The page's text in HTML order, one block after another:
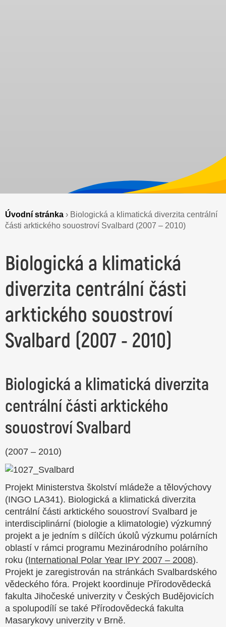
Úvodní stránka › Biologická a klimatická diverzita centrální
části arktického souostroví Svalbard (2007 – 2010)
Biologická a klimatická
diverzita centrální části
arktického souostroví
Svalbard (2007 - 2010)
Biologická a klimatická diverzita
centrální části arktického
souostroví Svalbard
(2007 – 2010)
Projekt Ministerstva školství mládeže a tělovýchovy
(INGO LA341). Biologická a klimatická diverzita
centrální části arktického souostroví Svalbard je
interdisciplinární (biologie a klimatologie) výzkumný
projekt a je jedním s dílčích úkolů výzkumu polárních
oblastí v rámci programu Mezinárodního polárního
roku (International Polar Year IPY 2007 – 2008).
Projekt je zaregistrován na stránkách Svalbardského
vědeckého fóra. Projekt koordinuje Přírodovědecká
fakulta Jihočeské univerzity v Českých Budějovicích
a spolupodílí se také Přírodovědecká fakulta
Masarykovy univerzity v Brně.